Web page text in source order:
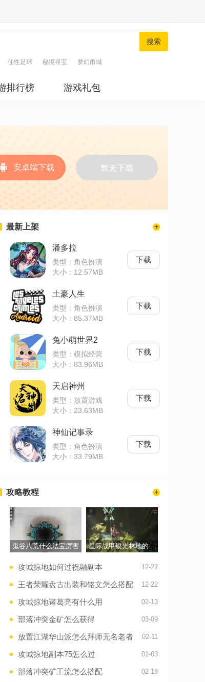
搜索
任性足球 秘境寻宝 梦幻甬城
排行榜 游戏礼包
安卓端下载
最新上架
潘多拉
类型：角色扮演
大小：12.57MB
下载
土豪人生
类型：角色扮演
大小：85.37MB
下载
兔小萌世界2
类型：模拟经营
大小：83.96MB
下载
天启神州
类型：放置游戏
大小：23.63MB
下载
神仙记事录
类型：角色扮演
大小：33.79MB
下载
攻略教程
鬼谷八荒什么法宝厉害 星际战甲银光林地的祭坛在哪里
攻城掠地如何过祝融副本 12-22
王者荣耀盘古出装和铭文怎么搭配 12-22
攻城掠地诸葛亮有什么用 02-13
部落冲突金矿怎么获得 03-09
放置江湖华山派怎么拜师无名老者 02-11
攻城掠地副本75怎么过 01-03
部落冲突矿工流怎么搭配 02-18